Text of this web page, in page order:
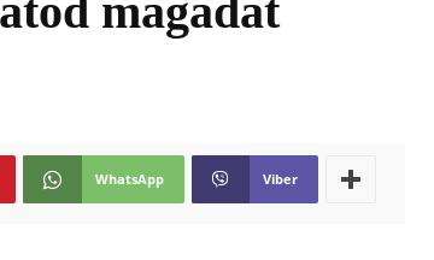
magadat
WhatsApp Viber